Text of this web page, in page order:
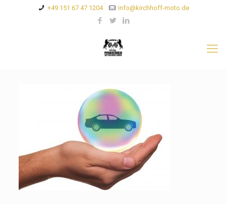
+49 151 67 47 1204 info@kirchhoff-moto.de